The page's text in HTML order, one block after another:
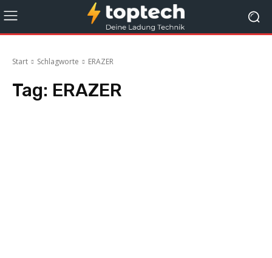
Start Schlagworte ERAZER
Tag: ERAZER